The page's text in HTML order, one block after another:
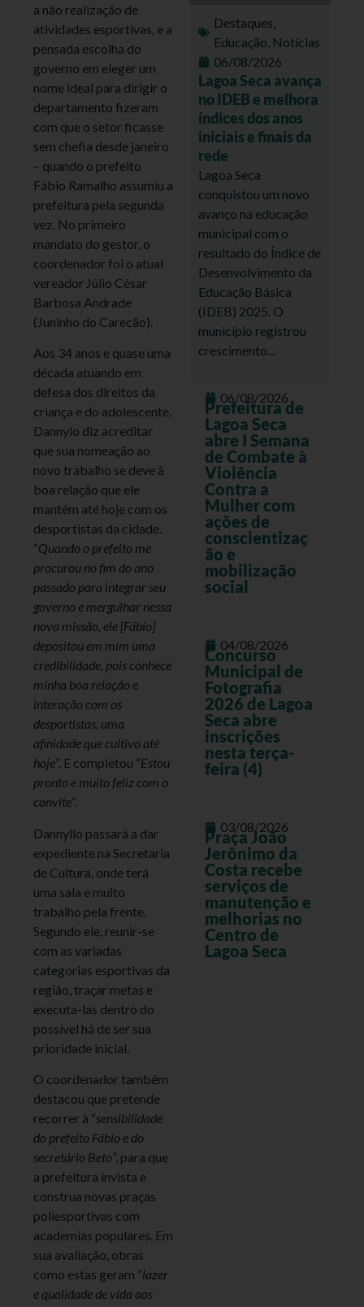
a não realização de
atividades esportivas, e a
pensada escolha do
governo em eleger um
nome ideal para dirigir o
departamento fizeram
com que o setor ficasse
sem chefia desde janeiro
– quando o prefeito
Fábio Ramalho assumiu a
prefeitura pela segunda
vez. No primeiro
mandato do gestor, o
coordenador foi o atual
vereador Júlio César
Barbosa Andrade
(Juninho do Carecão).
Aos 34 anos e quase uma
década atuando em
defesa dos direitos da
criança e do adolescente,
Dannylo diz acreditar
que sua nomeação ao
novo trabalho se deve à
boa relação que ele
mantém até hoje com os
desportistas da cidade.
“Quando o prefeito me
procurou no fim do ano
passado para integrar seu
governo e mergulhar nessa
nova missão, ele [Fábio]
depositou em mim uma
credibilidade, pois conhece
minha boa relação e
interação com os
desportistas, uma
afinidade que cultivo até
hoje”. E completou “Estou
pronto e muito feliz com o
convite”.
Dannyllo passará a dar
expediente na Secretaria
de Cultura, onde terá
uma sala e muito
trabalho pela frente.
Segundo ele, reunir-se
com as variadas
categorias esportivas da
região, traçar metas e
executa-las dentro do
possível há de ser sua
prioridade inicial.
O coordenador também
destacou que pretende
recorrer à “sensibilidade
do prefeito Fábio e do
secretário Beto”, para que
a prefeitura invista e
construa novas praças
poliesportivas com
academias populares. Em
sua avaliação, obras
como estas geram “lazer
e qualidade de vida aos
Destaques,
Educação, Notícias
06/08/2026
Lagoa Seca avança
no IDEB e melhora
índices dos anos
iniciais e finais da
rede
Lagoa Seca
conquistou um novo
avanço na educação
municipal com o
resultado do Índice de
Desenvolvimento da
Educação Básica
(IDEB) 2025. O
município registrou
crescimento...
06/08/2026
Prefeitura de
Lagoa Seca
abre I Semana
de Combate à
Violência
Contra a
Mulher com
ações de
conscientizaç
ão e
mobilização
social
04/08/2026
Concurso
Municipal de
Fotografia
2026 de Lagoa
Seca abre
inscrições
nesta terça-
feira (4)
03/08/2026
Praça João
Jerônimo da
Costa recebe
serviços de
manutenção e
melhorias no
Centro de
Lagoa Seca